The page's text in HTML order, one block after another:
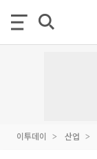
이투데이 산업